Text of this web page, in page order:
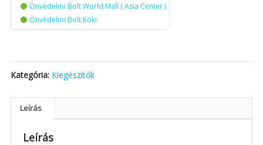
Önvédelmi Bolt World Mall ( Asia Center )
Önvédelmi Bolt Köki
Kategória: Kiegészítők
Leírás
Leírás